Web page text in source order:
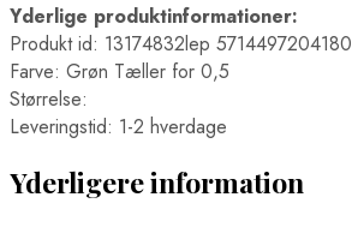
Yderlige produktinformationer:
Produkt id: 13174832lep 5714497204180
Farve: Grøn Tæller for 0,5
Størrelse:
Leveringstid: 1-2 hverdage
Yderligere information